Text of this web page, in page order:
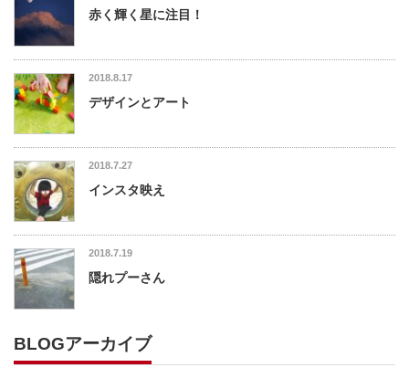
赤く輝く星に注目！
2018.8.17
デザインとアート
2018.7.27
インスタ映え
2018.7.19
隠れプーさん
BLOGアーカイブ